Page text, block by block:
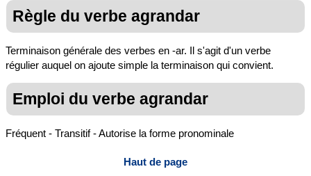
Règle du verbe agrandar
Terminaison générale des verbes en -ar. Il s'agit d'un verbe
régulier auquel on ajoute simple la terminaison qui convient.
Emploi du verbe agrandar
Fréquent - Transitif - Autorise la forme pronominale
Haut de page